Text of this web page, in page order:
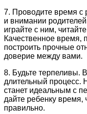
7. Проводите время с
и внимании
играйте с ним,
Качественное время,
построить прочные
доверие между вами.
8. Будьте терпеливы.
длительный процесс.
станет идеальным с
дайте ребенку время,
правильно.